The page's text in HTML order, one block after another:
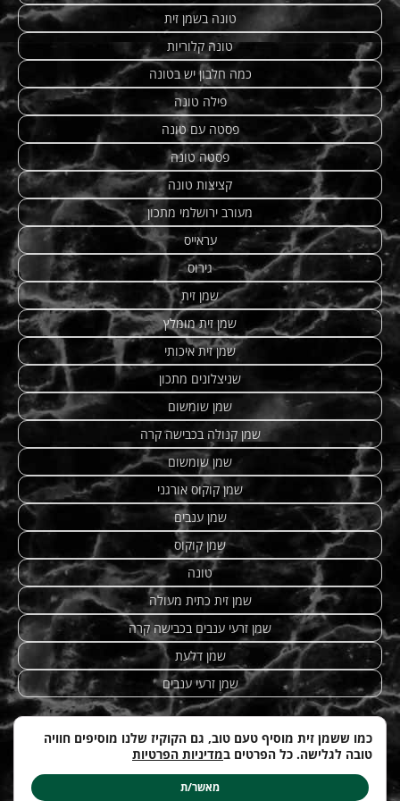
טונה בשמן זית
טונה קלוריות
כמה חלבון יש בטונה
פילה טונה
פסטה עם טונה
פסטה טונה
קציצות טונה
מעורב ירושלמי מתכון
עראייס
גירוס
שמן זית
שמן זית מומלץ
שמן זית איכותי
שניצלונים מתכון
שמן שומשום
שמן קנולה בכבישה קרה
שמן שומשום
שמן קוקוס אורגני
שמן ענבים
שמן קוקוס
טונה
שמן זית כתית מעולה
שמן זרעי ענבים בכבישה קרה
שמן דלעת
שמן זרעי ענבים
מתכונים מנצחים|טחינה| etzhazait –
Web-development bycosta.co.il
©
כמו ששמן זית מוסיף טעם טוב, גם הקוקיז שלנו מוסיפים חוויה
טובה לגלישה. כל הפרטים במדיניות הפרטיות
מאשר/ת